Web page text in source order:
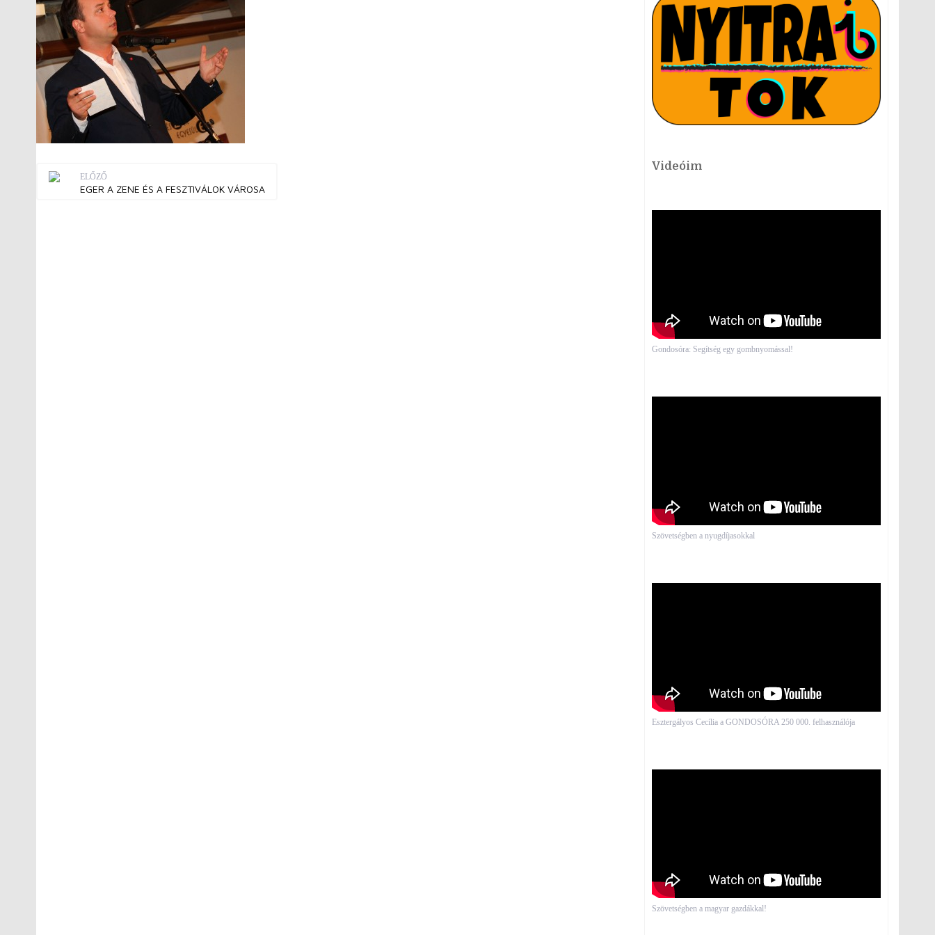
ELŐZŐ
EGER A ZENE ÉS A FESZTIVÁLOK VÁROSA
Videóim
Gondosóra: Segítség egy gombnyomással!
Szövetségben a nyugdíjasokkal
Esztergályos Cecília a GONDOSÓRA 250 000. felhasználója
Szövetségben a magyar gazdákkal!